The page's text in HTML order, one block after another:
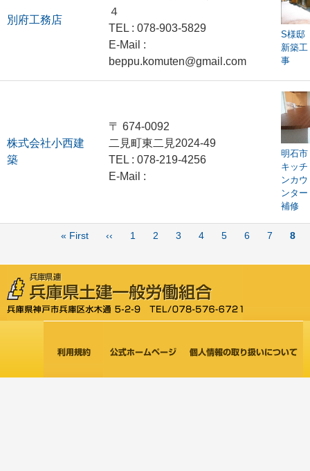
別府工務店
４
TEL : 078-903-5829
E-Mail :
beppu.komuten@gmail.com
S様邸
新築工
事
株式会社小西建
築
〒 674-0092
二見町東二見2024-49
TEL : 078-219-4256
E-Mail :
明石市
キッチ
ンカウ
ンター
補修
送
先
ペ
ー
ジ
« First
前
ー
‹‹ Page
1 Page
2 Page
3 Page
4 Page
5 Page
6 Page
7
カ
ン
ジ
8